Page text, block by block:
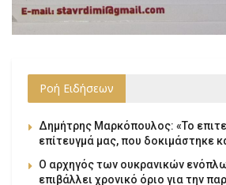
Ροή Ειδήσεων
Δημήτρης Μαρκόπουλος: «Το
επίτευγμά μας, που δοκιμάστηκε
Ο αρχηγός των ουκρανικών
επιβάλλει χρονικό όριο για την